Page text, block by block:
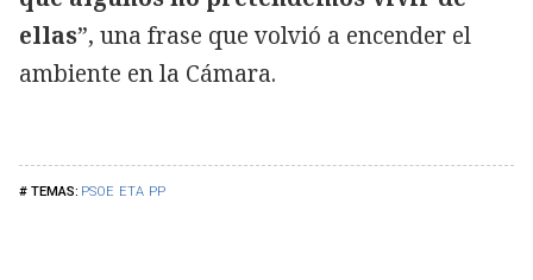
PSOE ETA PP
ellas”, una frase que volvió a encender el
ambiente en la Cámara.